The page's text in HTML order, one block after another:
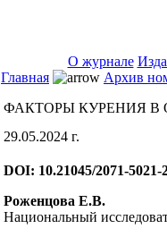
О журнале
Главная Архив
ФАКТОРЫ КУРЕНИЯ
29.05.2024 г.
DOI: 10.21045/2071-5021-
Роженцова Е.В.
Национальный